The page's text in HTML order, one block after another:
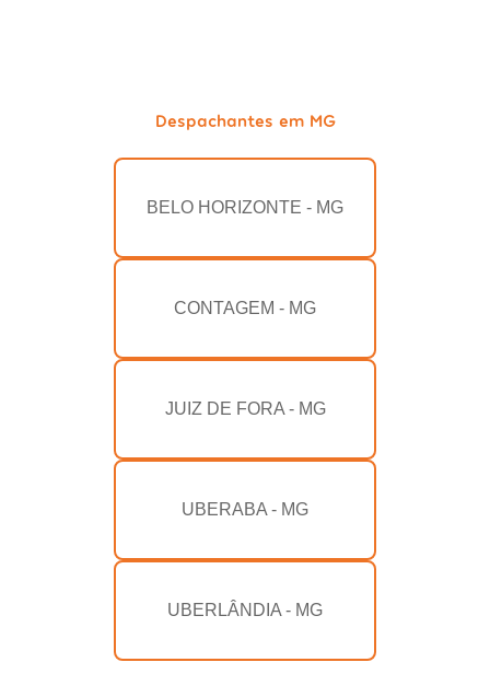
Despachantes em MG
BELO HORIZONTE - MG
CONTAGEM - MG
JUIZ DE FORA - MG
UBERABA - MG
UBERLÂNDIA - MG